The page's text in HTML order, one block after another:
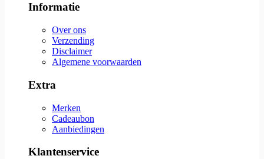
Informatie
Over ons
Verzending
Disclaimer
Algemene voorwaarden
Extra
Merken
Cadeaubon
Aanbiedingen
Klantenservice